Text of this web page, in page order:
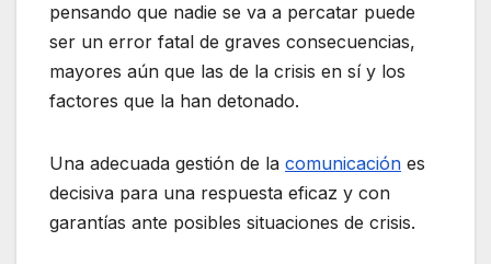
pensando que nadie se va a percatar puede
ser un error fatal de graves consecuencias,
mayores aún que las de la crisis en sí y los
factores que la han detonado.
Una adecuada gestión de la comunicación es
decisiva para una respuesta eficaz y con
garantías ante posibles situaciones de crisis.